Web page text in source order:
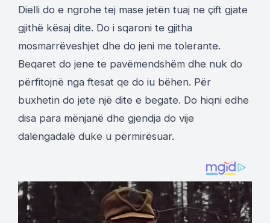
Dielli do e ngrohe tej mase jetën tuaj ne çift gjate
gjithë kësaj dite. Do i sqaroni te gjitha
mosmarrëveshjet dhe do jeni me tolerante.
Beqaret do jene te pavëmendshëm dhe nuk do
përfitojnë nga ftesat qe do iu bëhen. Për
buxhetin do jete një dite e begate. Do hiqni edhe
disa para mënjanë dhe gjendja do vije
dalëngadalë duke u përmirësuar.